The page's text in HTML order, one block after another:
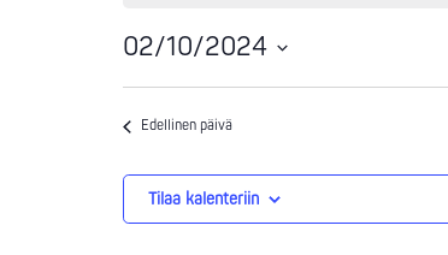
for
2.10.2024
02/10/2024
Valitse
päivä.
Edellinen päivä
Tilaa kalenteriin